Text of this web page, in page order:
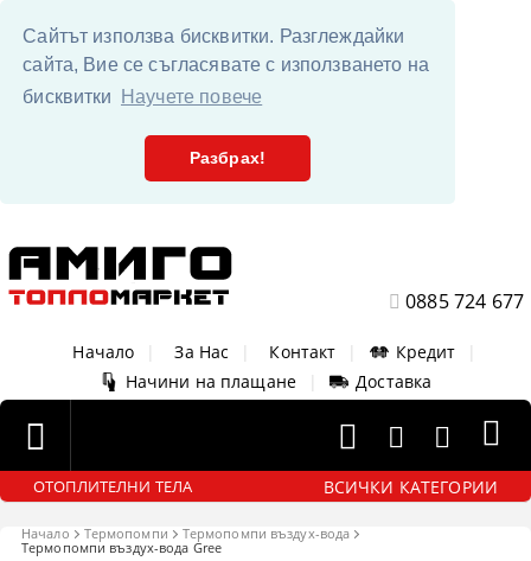
Сайтът използва бисквитки. Разглеждайки
сайта, Вие се съгласявате с използването на
бисквитки
Научете повече
Разбрах!
0885 724 677
Начало За Нас Контакт Кредит
Начини на плащане
Доставка
ОТОПЛИТЕЛНИ ТЕЛА ВСИЧКИ КАТЕГОРИИ
Начало Термопомпи
Термопомпи въздух-вода
Термопомпи въздух-вода Gree